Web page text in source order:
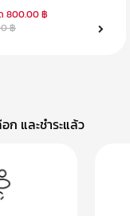
800.00 ฿
฿
และชำระแล้ว